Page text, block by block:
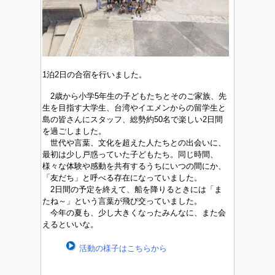
1泊2日の合宿を行いました。
2歳から小学5年生の子どもたちとそのご家族、先
生を目指す大学生、台湾やイエメンからの留学生と
島の皆さんにスタッフ、総勢約50名で楽しい2日間
を過ごしました。
世代や言葉、文化を超えた人たちとの出会いに、
最初は少し戸惑っていた子どもたち。同じ時間、
様々な体験や感動を共有するうちにいつの間にか、
「友だち」と呼べる存在になっていました。
2日間の予定を終えて、船を降りるときには「ま
たね～」という言葉が飛び交っていました。
今年の夏も、少し大きくなったみんなに、また会
えるといいな。
活動の様子はこちらから